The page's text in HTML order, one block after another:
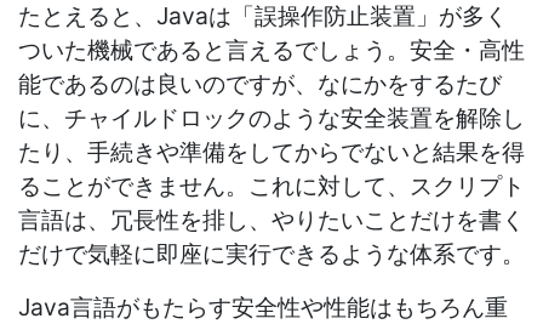
たとえると、Javaは「誤操作防止装置」が多く
ついた機械であると言えるでしょう。安全・高性
能であるのは良いのですが、なにかをするたび
に、チャイルドロックのような安全装置を解除し
たり、手続きや準備をしてからでないと結果を得
ることができません。これに対して、スクリプト
言語は、冗長性を排し、やりたいことだけを書く
だけで気軽に即座に実行できるような体系です。
Java言語がもたらす安全性や性能はもちろん重